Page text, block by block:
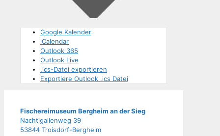
Google Kalender
iCalendar
Outlook 365
Outlook Live
.ics-Datei exportieren
Exportiere Outlook .ics Datei
Fische­rei­mu­se­um Berg­heim an der Sieg
Nach­ti­gal­len­weg 39
53844 Troisdorf-Bergheim